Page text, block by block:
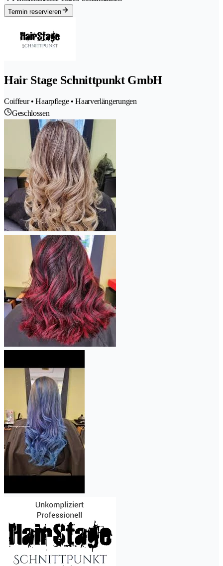
Termin reservieren
Hair Stage Schnittpunkt GmbH
Coiffeur • Haarpflege • Haarverlängerungen
Geschlossen